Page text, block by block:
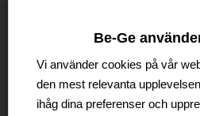
Be-Ge Koncernen är en
verksamhet i Sverige,
Litauen, Nederländerna och
omfattar affärsområdena Be-
Be-Ge
Vi använder cookies på vår
den mest relevanta
ihåg dina preferenser och